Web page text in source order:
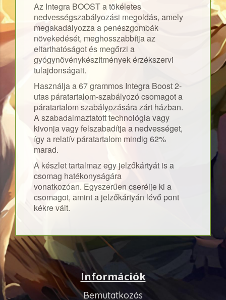
Az Integra BOOST a tökéletes
nedvességszabályozási megoldás, amely
megakadályozza a penészgombák
növekedését, meghosszabbítja az
eltarthatóságot és megőrzi a
gyógynövénykészítmények érzékszervi
tulajdonságait.
Használja a 67 grammos Integra Boost 2-
utas páratartalom-szabályozó csomagot a
páratartalom szabályozására zárt házban.
A szabadalmaztatott technológia vagy
kivonja vagy felszabadítja a nedvességet,
így a relatív páratartalom mindig 62%
marad.
A készlet tartalmaz egy jelzőkártyát is a
csomag hatékonyságára
vonatkozóan. Egyszerűen cserélje ki a
csomagot, amint a jelzőkártyán lévő pont
kékre vált.
Információk
Bemutatkozás